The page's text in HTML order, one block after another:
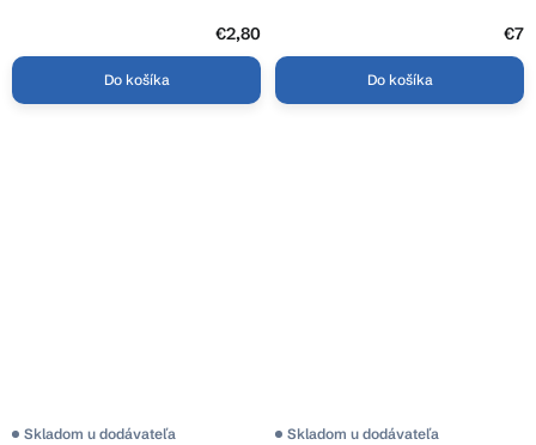
€2,80
Do košíka
€7
Do košíka
Skladom u dodávateľa Skladom u dodávateľa